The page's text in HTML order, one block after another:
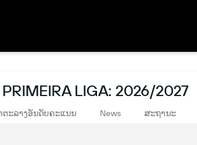
LIGA: 2026/2027
ຕະລາງອັນດັບຄະແນນ News ສະຖານະ